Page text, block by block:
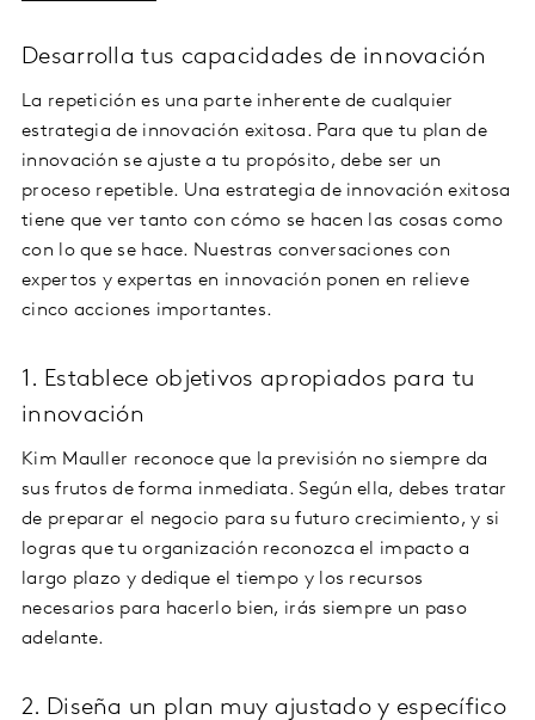
Desarrolla tus capacidades de innovación
La repetición es una parte inherente de cualquier
estrategia de innovación exitosa. Para que tu plan de
innovación se ajuste a tu propósito, debe ser un
proceso repetible. Una estrategia de innovación exitosa
tiene que ver tanto con cómo se hacen las cosas como
con lo que se hace. Nuestras conversaciones con
expertos y expertas en innovación ponen en relieve
cinco acciones importantes.
1. Establece objetivos apropiados para tu
innovación
Kim Mauller reconoce que la previsión no siempre da
sus frutos de forma inmediata. Según ella, debes tratar
de preparar el negocio para su futuro crecimiento, y si
logras que tu organización reconozca el impacto a
largo plazo y dedique el tiempo y los recursos
necesarios para hacerlo bien, irás siempre un paso
adelante.
2. Diseña un plan muy ajustado y específico